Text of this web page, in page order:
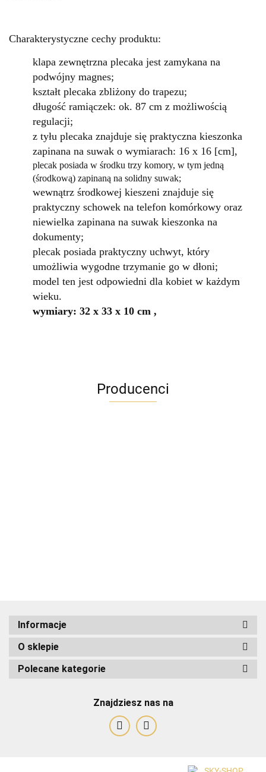
Charakterystyczne cechy produktu:
klapa zewnętrzna plecaka jest zamykana na
podwójny magnes;
kształt plecaka zbliżony do trapezu;
długość ramiączek: ok. 87 cm z możliwością
regulacji;
z tyłu plecaka znajduje się praktyczna kieszonka
zapinana na suwak o wymiarach: 16 x 16 [cm],
plecak posiada w środku trzy komory, w tym jedną
(środkową) zapinaną na solidny suwak;
wewnątrz środkowej kieszeni znajduje się
praktyczny schowek na telefon komórkowy oraz
niewielka zapinana na suwak kieszonka na
dokumenty;
plecak posiada praktyczny uchwyt, który
umożliwia wygodne trzymanie go w dłoni;
model ten jest odpowiedni dla kobiet w każdym
wieku.
wymiary: 32 x 33 x 10 cm ,
Producenci
Alessandro Paoli
Informacje
O sklepie
Polecane kategorie
Znajdziesz nas na